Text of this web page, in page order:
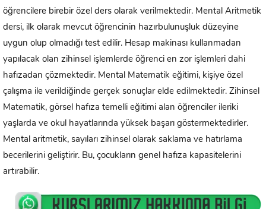
öğrencilere birebir özel ders olarak verilmektedir. Mental Aritmetik
dersi, ilk olarak mevcut öğrencinin hazırbulunuşluk düzeyine
uygun olup olmadığı test edilir. Hesap makinası kullanmadan
yapılacak olan zihinsel işlemlerde öğrenci en zor işlemleri dahi
hafızadan çözmektedir. Mental Matematik eğitimi, kişiye özel
çalışma ile verildiğinde gerçek sonuçlar elde edilmektedir. Zihinsel
Matematik, görsel hafıza temelli eğitimi alan öğrenciler ileriki
yaşlarda ve okul hayatlarında yüksek başarı göstermektedirler.
Mental aritmetik, sayıları zihinsel olarak saklama ve hatırlama
becerilerini geliştirir. Bu, çocukların genel hafıza kapasitelerini
artırabilir.